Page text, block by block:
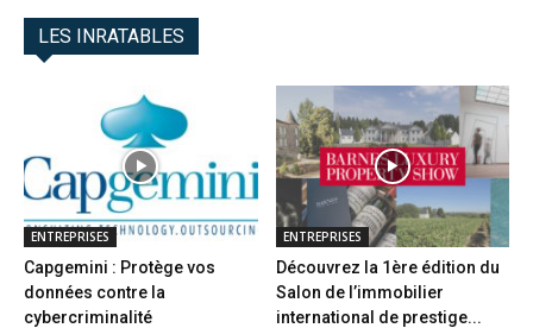
LES INRATABLES
ENTREPRISES
Capgemini : Protège vos
données contre la
cybercriminalité
ENTREPRISES
Découvrez la 1ère édition du
Salon de l’immobilier
international de prestige...